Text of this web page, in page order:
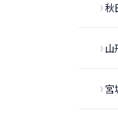
秋
山
宮